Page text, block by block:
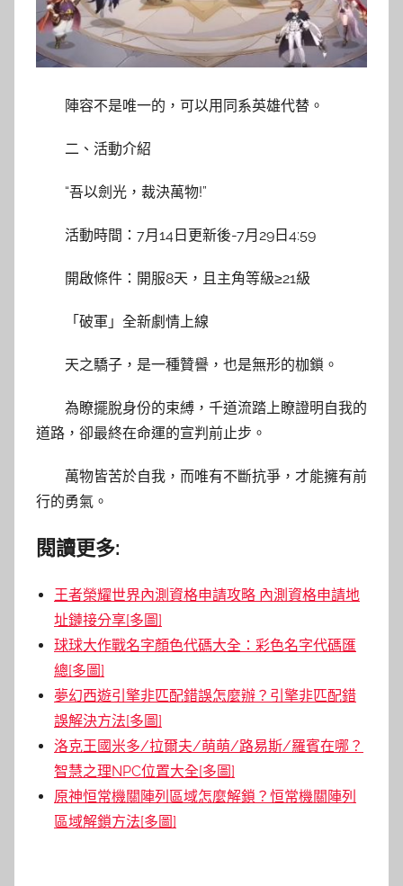
陣容不是唯一的，可以用同系英雄代替。
二、活動介紹
“吾以劍光，裁決萬物!”
活動時間：7月14日更新後-7月29日4:59
開啟條件：開服8天，且主角等級≥21級
「破軍」全新劇情上線
天之驕子，是一種贊譽，也是無形的枷鎖。
為瞭擺脫身份的束縛，千道流踏上瞭證明自我的
道路，卻最終在命運的宣判前止步。
萬物皆苦於自我，而唯有不斷抗爭，才能擁有前
行的勇氣。
閱讀更多:
王者榮耀世界內測資格申請攻略 內測資格申請地
址鏈接分享[多圖]
球球大作戰名字顏色代碼大全：彩色名字代碼匯
總[多圖]
夢幻西遊引擎非匹配錯誤怎麼辦？引擎非匹配錯
誤解決方法[多圖]
洛克王國米多/拉爾夫/萌萌/路易斯/羅賓在哪？
智慧之理NPC位置大全[多圖]
原神恒常機關陣列區域怎麼解鎖？恒常機關陣列
區域解鎖方法[多圖]